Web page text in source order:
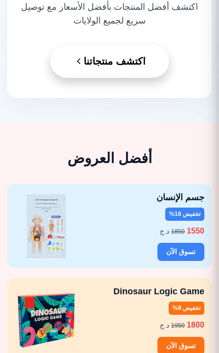
اكتشف أفضل المنتجات بأفضل الأسعار مع توصيل
سريع لجميع الولايات
اكتشف منتجاتنا
أفضل العروض
جسم الإنسان
تخفيض 16%
1550
1850 د.ج
تسوق الآن
Dinosaur Logic Game
تخفيض 8%
1800
1950 د.ج
تسوق الآن